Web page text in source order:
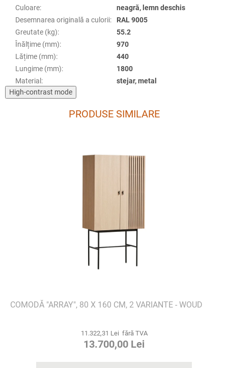
Culoare:
neagră, lemn deschis
Desemnarea originală a culorii:
RAL 9005
Greutate (kg):
55.2
Înălțime (mm):
970
Lățime (mm):
440
Lungime (mm):
1800
Material :
stejar, metal
High-contrast mode
PRODUSE SIMILARE
COMODĂ "ARRAY", 80 X 160 CM, 2 VARIANTE - WOUD
11.322,31 Lei fără TVA
13.700,00 Lei